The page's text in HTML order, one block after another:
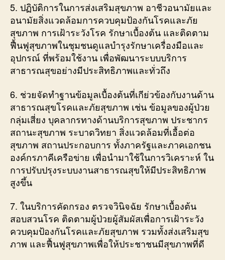
5. ปฏิบัติการในการส่งเสริมสุขภาพ อาชีวอนามัยและ
อนามัยสิ่งแวดล้อมการควบคุมป้องกันโรคและภัย
สุขภาพ การเฝ้าระวังโรค รักษาเบื้องต้น และติดตาม
ฟื้นฟูสุขภาพในชุมชนดูแลบำรุงรักษาเครื่องมือและ
อุปกรณ์ ที่พร้อมใช้งาน เพื่อพัฒนาระบบบริการ
สาธารณสุขอย่างมีประสิทธิภาพและทั่วถึง
6. ช่วยจัดทำฐานข้อมูลเบื้องต้นที่เกีย่วข้องกับงานด้าน
สาธารณสุขโรคและภัยสุขภาพ เช่น ข้อมูลของผู้ป่วย
กลุ่มเสี่ยง บุคลากรทางด้านบริการสุขภาพ ประชากร
สถานะสุขภาพ ระบาดวิทยา สิ่งแวดล้อมที่เอื้อต่อ
สุขภาพ สถานประกอบการ ทั้งภาครัฐและภาคเอกชน
องค์กรภาคีเครือข่าย เพื่อนำมาใช้ในการวิเคราะห์ ใน
การปรับปรุงระบบงานสาธารณสุขให้มีประสิทธิภาพ
สูงขึ้น
7. ในบริการคัดกรอง ตรวจวินิจฉัย รักษาเบื้องต้น
สอบสวนโรค ติดตามผู้ป่วยผู้สัมผัสเพื่อการเฝ้าระวัง
ควบคุมป้องกันโรคและภัยสุขภาพ รวมทั้งส่งเสริมสุข
ภาพ และฟื้นฟูสุขภาพเพื่อให้ประชาชนมีสุขภาพที่ดี